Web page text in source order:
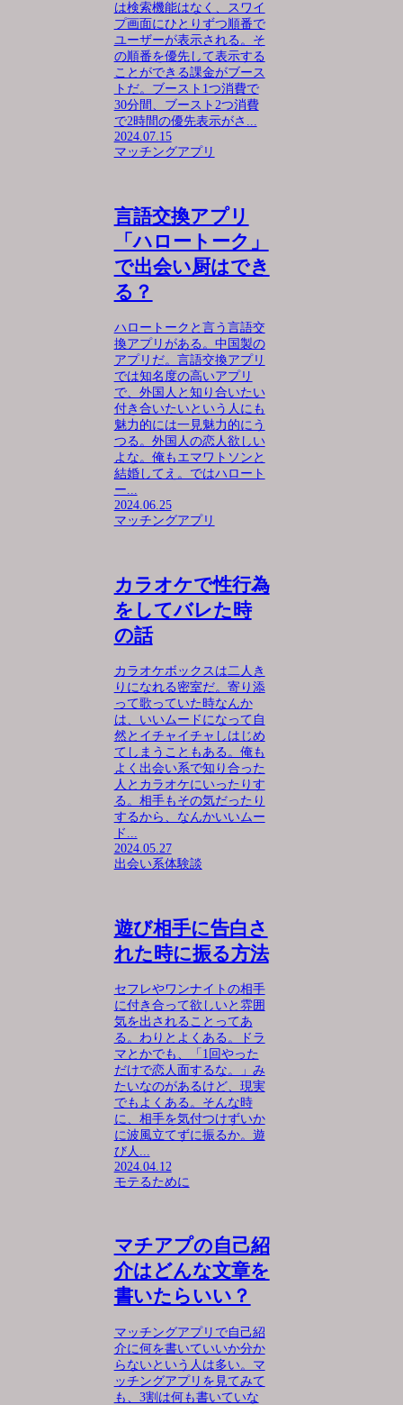
は検索機能はなく、スワイ
プ画面にひとりずつ順番で
ユーザーが表示される。そ
の順番を優先して表示する
ことができる課金がブース
トだ。ブースト1つ消費で
30分間、ブースト2つ消費
で2時間の優先表示がさ...
2024.07.15
マッチングアプリ
言語交換アプリ
「ハロートーク」
で出会い厨はでき
る？
ハロートークと言う言語交
換アプリがある。中国製の
アプリだ。言語交換アプリ
では知名度の高いアプリ
で、外国人と知り合いたい
付き合いたいという人にも
魅力的には一見魅力的にう
つる。外国人の恋人欲しい
よな。俺もエマワトソンと
結婚してえ。ではハロート
ー...
2024.06.25
マッチングアプリ
カラオケで性行為
をしてバレた時
の話
カラオケボックスは二人き
りになれる密室だ。寄り添
って歌っていた時なんか
は、いいムードになって自
然とイチャイチャしはじめ
てしまうこともある。俺も
よく出会い系で知り合った
人とカラオケにいったりす
る。相手もその気だったり
するから、なんかいいムー
ド...
2024.05.27
出会い系体験談
遊び相手に告白さ
れた時に振る方法
セフレやワンナイトの相手
に付き合って欲しいと雰囲
気を出されることってあ
る。わりとよくある。ドラ
マとかでも、「1回やった
だけで恋人面するな。」み
たいなのがあるけど、現実
でもよくある。そんな時
に、相手を気付つけずいか
に波風立てずに振るか。遊
び人...
2024.04.12
モテるために
マチアプの自己紹
介はどんな文章を
書いたらいい？
マッチングアプリで自己紹
介に何を書いていいか分か
らないという人は多い。マ
ッチングアプリを見てみて
も、3割は何も書いていな